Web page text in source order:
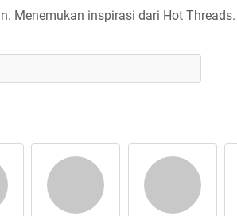
Menemukan inspirasi dari Hot Threads.